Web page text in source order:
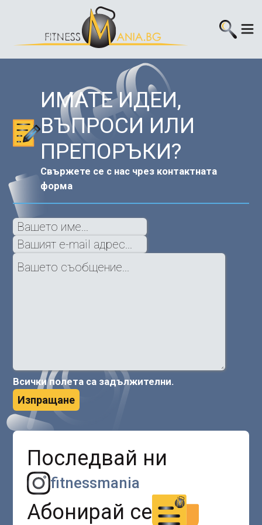
ИМАТЕ ИДЕИ,
ВЪПРОСИ ИЛИ
ПРЕПОРЪКИ?
Свържете се с нас чрез контактната
форма
Всички полета са задължителни.
Изпращане
Последвай ни
fitnessmania
Абонирай се